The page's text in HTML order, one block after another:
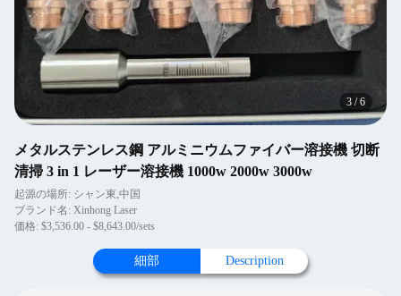
4 /6
メタルステンレス鋼 アルミニウムファイバー溶接機 切断
清掃 3 in 1 レーザー溶接機 1000w 2000w 3000w
起源の場所: シャン東,中国
ブランド名: Xinhong Laser
価格: $3,536.00 - $8,643.00/sets
細部 Description